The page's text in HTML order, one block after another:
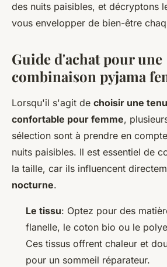
des nuits paisibles, et décryptons
vous envelopper de bien-être
Guide d'achat pour une
combinaison pyjama
Lorsqu'il s'agit de choisir une
confortable pour femme,
sélection sont à prendre en
nuits paisibles. Il est essentiel de
la taille, car ils influencent
nocturne.
Le tissu: Optez pour des
flanelle, le coton bio ou le
Ces tissus offrent chaleur et
pour un sommeil réparateur.